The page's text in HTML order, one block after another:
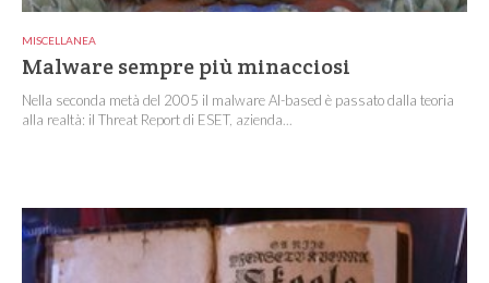
MISCELLANEA
Malware sempre più minacciosi
Nella seconda metà del 2005 il malware AI-based è passato dalla teoria
alla realtà: il Threat Report di ESET, azienda...